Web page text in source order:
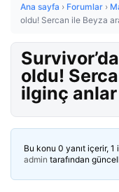
Ana sayfa › Forumlar ›
oldu! Sercan ile Beyza
oldu!
ilginç anlar
Bu konu 0 yanıt içerir,
admin tarafından